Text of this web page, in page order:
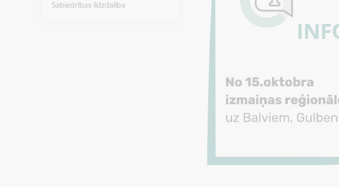
Sabiedrības līdzdalība